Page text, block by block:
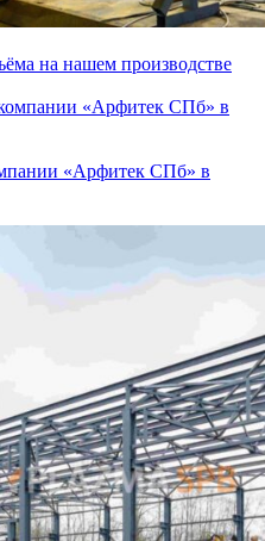
на нашем производстве
«Арфитек СПб» в